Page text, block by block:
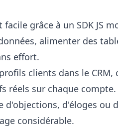
grâce à un SDK JS
alimenter des
effort.
clients dans le
réels sur chaque
d'objections, d'éloges ou
considérable.